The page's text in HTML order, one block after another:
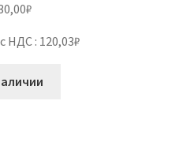
₽
НДС : 120,03₽